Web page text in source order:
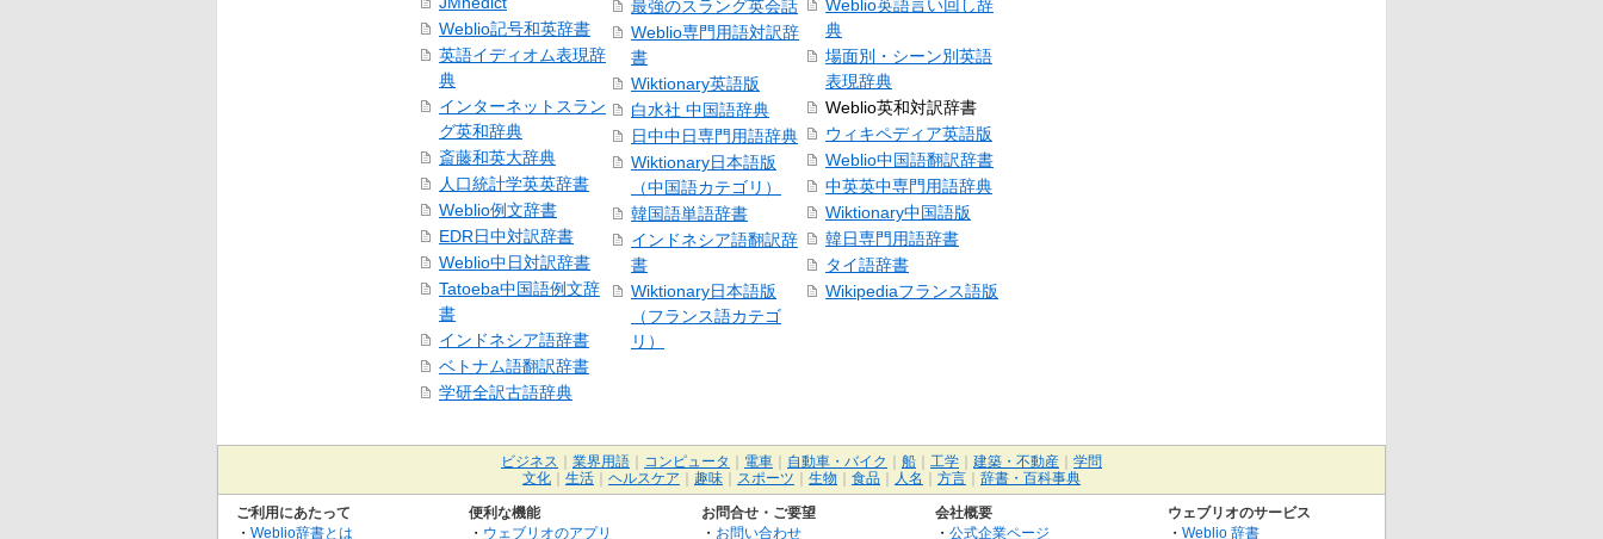
Weblio記号和英辞書
英語イディオム表現辞
典
インターネットスラン
グ英和辞典
斎藤和英大辞典
人口統計学英英辞書
Weblio例文辞書
EDR日中対訳辞書
Weblio中日対訳辞書
Tatoeba中国語例文辞
書
インドネシア語辞書
ベトナム語翻訳辞書
学研全訳古語辞典
最強のスラング英会話
Weblio専門用語対訳辞
書
Wiktionary英語版
白水社 中国語辞典
日中中日専門用語辞典
Wiktionary日本語版
（中国語カテゴリ）
韓国語単語辞書
インドネシア語翻訳辞
書
Wiktionary日本語版
（フランス語カテゴ
リ）
Weblio英語言い回し辞
典
場面別・シーン別英語
表現辞典
Weblio英和対訳辞書
ウィキペディア英語版
Weblio中国語翻訳辞書
中英英中専門用語辞典
Wiktionary中国語版
韓日専門用語辞書
タイ語辞書
Wikipediaフランス語版
ビジネス 業界用語 コンピュータ 電車 自動車・バイク 船 工学 建築・不動産
学問
文化
生活 ヘルスケア 趣味 スポーツ 生物 食品 人名 方言 辞書・百科事典
ご利用にあたって
・ Weblio辞書とは
便利な機能
・ ウェブリオのアプリ
お問合せ・ご要望
・ お問い合わせ
会社概要
・ 公式企業ページ
ウェブリオのサービス
・ Weblio 辞書